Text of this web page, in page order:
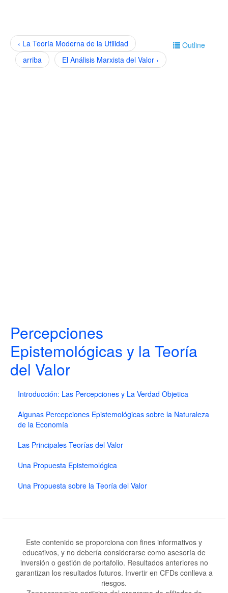
Outline
‹ La Teoría Moderna de la Utilidad
arriba
El Análisis Marxista del Valor ›
Percepciones
Epistemológicas y la Teoría
del Valor
Introducción: Las Percepciones y La Verdad Objetica
Algunas Percepciones Epistemológicas sobre la Naturaleza
de la Economía
Las Principales Teorías del Valor
Una Propuesta Epistemológica
Una Propuesta sobre la Teoría del Valor
Este contenido se proporciona con fines informativos y
educativos, y no debería considerarse como asesoría de
inversión o gestión de portafolio. Resultados anteriores no
garantizan los resultados futuros. Invertir en CFDs conlleva a
riesgos.